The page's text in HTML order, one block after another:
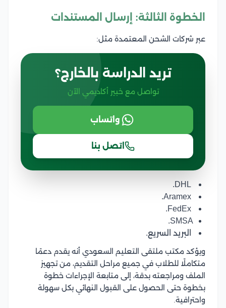
الخطوة الثالثة: إرسال المستندات
عبر شركات الشحن المعتمدة مثل:
تريد الدراسة بالخارج؟
تواصل مع خبير أكاديمي الآن
واتساب
اتصل بنا
SMSA.
البريد السريع.
ويؤكد مكتب ملتقى التعليم السعودي أنه يقدم دعمًا
متكاملًا للطلاب في جميع مراحل التقديم، من تجهيز
الملف ومراجعته بدقة، إلى متابعة الإجراءات خطوة
بخطوة حتى الحصول على القبول النهائي بكل سهولة
واحترافية.